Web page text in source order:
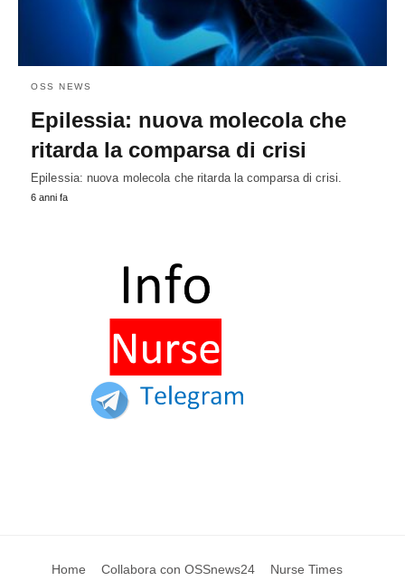
OSS NEWS
Epilessia: nuova molecola che
ritarda la comparsa di crisi
Epilessia: nuova molecola che ritarda la comparsa di crisi.
6 anni fa
Home Collabora con OSSnews24 Nurse Times